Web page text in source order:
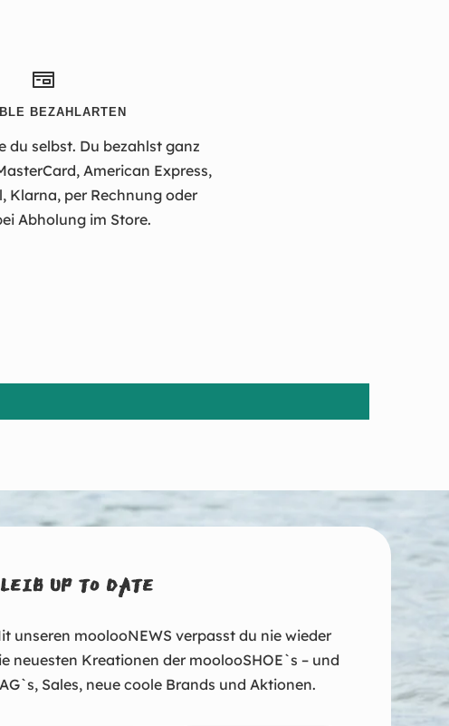
BEZAHLARTEN
du selbst. Du bezahlst ganz
American Express,
Klarna, per Rechnung oder
Abholung im Store.
UP TO DATE
unseren moolooNEWS verpasst du nie wieder
neuesten Kreationen der moolooSHOE`s – und
Sales, neue coole Brands und Aktionen.